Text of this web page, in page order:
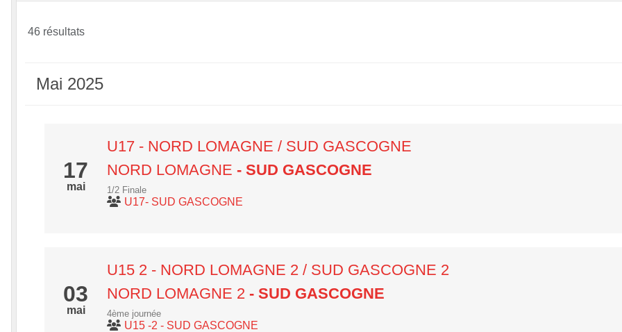
46 résultats
Mai 2025
17
mai
U17 - NORD LOMAGNE / SUD GASCOGNE
NORD LOMAGNE - SUD GASCOGNE
1/2 Finale
U17- SUD GASCOGNE
03
mai
U15 2 - NORD LOMAGNE 2 / SUD GASCOGNE 2
NORD LOMAGNE 2 - SUD GASCOGNE
4ème journée
U15 -2 - SUD GASCOGNE